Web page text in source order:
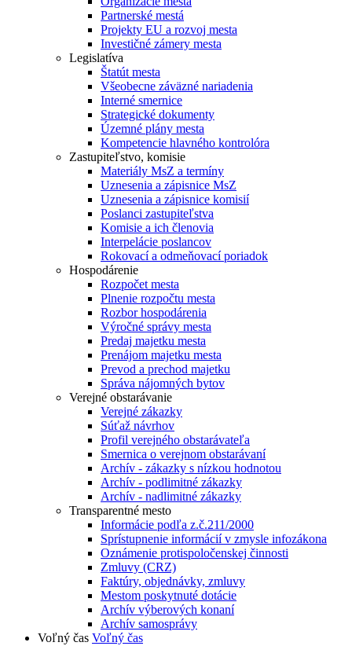
Partnerské mestá
Projekty EU a rozvoj mesta
Investičné zámery mesta
Legislatíva
Štatút mesta
Všeobecne záväzné nariadenia
Interné smernice
Strategické dokumenty
Územné plány mesta
Kompetencie hlavného kontrolóra
Zastupiteľstvo, komisie
Materiály MsZ a termíny
Uznesenia a zápisnice MsZ
Uznesenia a zápisnice komisií
Poslanci zastupiteľstva
Komisie a ich členovia
Interpelácie poslancov
Rokovací a odmeňovací poriadok
Hospodárenie
Rozpočet mesta
Plnenie rozpočtu mesta
Rozbor hospodárenia
Výročné správy mesta
Predaj majetku mesta
Prenájom majetku mesta
Prevod a prechod majetku
Správa nájomných bytov
Verejné obstarávanie
Verejné zákazky
Súťaž návrhov
Profil verejného obstarávateľa
Smernica o verejnom obstarávaní
Archív - zákazky s nízkou hodnotou
Archív - podlimitné zákazky
Archív - nadlimitné zákazky
Transparentné mesto
Informácie podľa z.č.211/2000
Sprístupnenie informácií v zmysle infozákona
Oznámenie protispoločenskej činnosti
Zmluvy (CRZ)
Faktúry, objednávky, zmluvy
Mestom poskytnuté dotácie
Archív výberových konaní
Archív samosprávy
Voľný čas Voľný čas